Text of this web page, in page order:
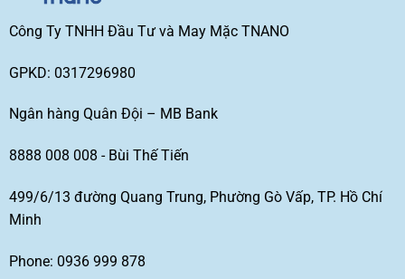
Công Ty TNHH Đầu Tư và May Mặc TNANO
GPKD: 0317296980
Ngân hàng Quân Đội – MB Bank
8888 008 008 - Bùi Thế Tiến
499/6/13 đường Quang Trung, Phường Gò Vấp, TP. Hồ Chí
Minh
Phone: 0936 999 878